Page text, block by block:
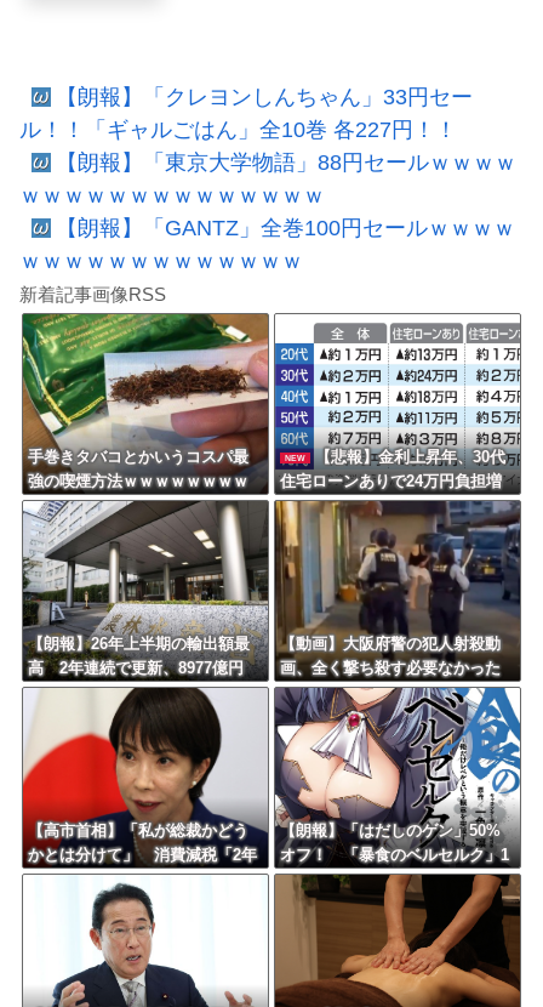
【朗報】「クレヨンしんちゃん」33円セー
ル！！「ギャルごはん」全10巻 各227円！！
【朗報】「東京大学物語」88円セールｗｗｗｗ
ｗｗｗｗｗｗｗｗｗｗｗｗｗｗ
【朗報】「GANTZ」全巻100円セールｗｗｗｗ
ｗｗｗｗｗｗｗｗｗｗｗｗｗ
新着記事画像RSS
手巻きタバコとかいうコスパ最
強の喫煙方法ｗｗｗｗｗｗｗｗ
ｗｗｗｗｗ
NEW
【悲報】金利上昇年、30代
住宅ローンありで24万円負担増
ｗｗｗｗｗｗｗｗｗｗｗｗ
【朗報】26年上半期の輸出額最
高 2年連続で更新、8977億円
農水省「インバウンドの増加に
伴い、日本食の認知度が向上」
【動画】大阪府警の犯人射殺動
画、全く撃ち殺す必要なかった
ｗｗｗｗｗｗｗｗｗｗｗ
【高市首相】「私が総裁かどう
かとは分けて」 消費減税「2年
後に私の責任で戻す」発言を説
【朗報】「はだしのゲン」50%
オフ！ 「暴食のベルセルク」1
4巻無料ｗｗｗｗｗｗ